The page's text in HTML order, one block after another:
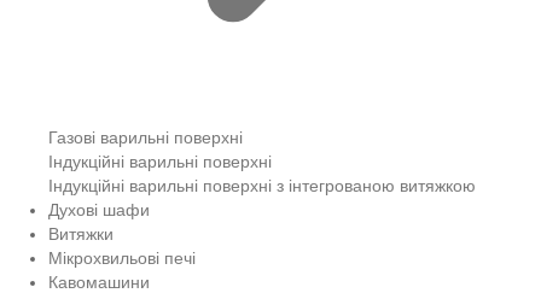
Газові варильні поверхні
Індукційні варильні поверхні
Індукційні варильні поверхні з інтегрованою витяжкою
Духові шафи
Витяжки
Мікрохвильові печі
Кавомашини